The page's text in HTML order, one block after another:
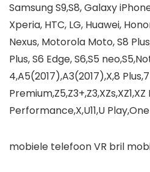
Samsung S9,S8, Galaxy iPhone
Xperia, HTC, LG, Huawei,
Nexus, Motorola Moto, S8
Plus, S6 Edge, S6,S5
4,A5(2017),A3(2017),X,8
Performance,X,U11,U
mobiele telefoon VR bril